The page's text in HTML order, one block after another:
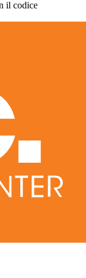
il codice